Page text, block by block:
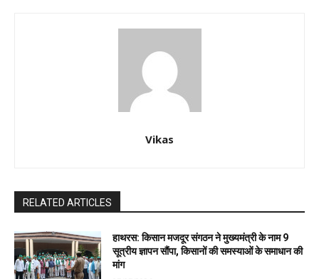
Vikas
RELATED ARTICLES
हाथरस: किसान मजदूर संगठन ने मुख्यमंत्री के नाम 9
सूत्रीय ज्ञापन सौंपा, किसानों की समस्याओं के समाधान की
मांग